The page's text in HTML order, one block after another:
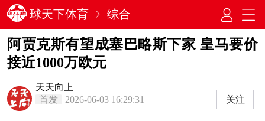
球天下体育 综合
阿贾克斯有望成塞巴略斯下家 皇马要价
接近1000万欧元
天天向上
首发
2026-06-03 16:29:31 关注